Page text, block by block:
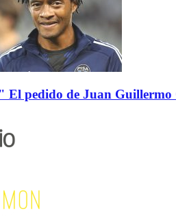
pedido de Juan Guillermo